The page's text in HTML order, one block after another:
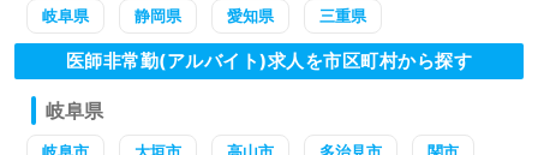
岐阜県 静岡県 愛知県 三重県
医師非常勤(アルバイト)求人を市区町村から探す
岐阜県